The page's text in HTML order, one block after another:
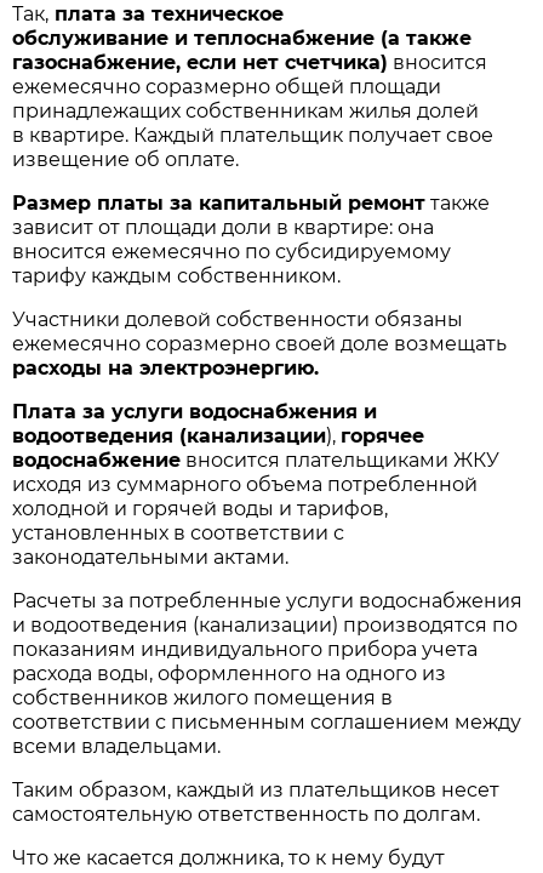
Так, плата за техническое
обслуживание и теплоснабжение (а также
газоснабжение, если нет счетчика) вносится
ежемесячно соразмерно общей площади
принадлежащих собственникам жилья долей
в квартире. Каждый плательщик получает свое
извещение об оплате.
Размер платы за капитальный ремонт также
зависит от площади доли в квартире: она
вносится ежемесячно по субсидируемому
тарифу каждым собственником.
Участники долевой собственности обязаны
ежемесячно соразмерно своей доле возмещать
расходы на электроэнергию.
Плата за услуги водоснабжения и
водоотведения (канализации), горячее
водоснабжение вносится плательщиками ЖКУ
исходя из суммарного объема потребленной
холодной и горячей воды и тарифов,
установленных в соответствии с
законодательными актами.
Расчеты за потребленные услуги водоснабжения
и водоотведения (канализации) производятся по
показаниям индивидуального прибора учета
расхода воды, оформленного на одного из
собственников жилого помещения в
соответствии с письменным соглашением между
всеми владельцами.
Таким образом, каждый из плательщиков несет
самостоятельную ответственность по долгам.
Что же касается должника, то к нему будут